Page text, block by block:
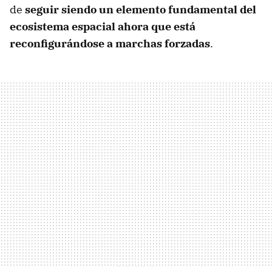
de seguir siendo un elemento fundamental del
ecosistema espacial ahora que está
reconfigurándose a marchas forzadas.